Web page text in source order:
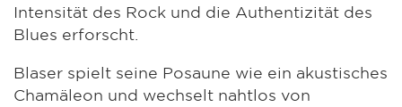
Intensität des Rock und die Authentizität des
Blues erforscht.
Blaser spielt seine Posaune wie ein akustisches
Chamäleon und wechselt nahtlos von